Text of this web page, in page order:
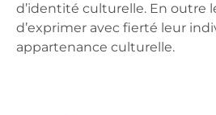
d’identité culturelle. En outre
d’exprimer avec fierté leur
appartenance culturelle.